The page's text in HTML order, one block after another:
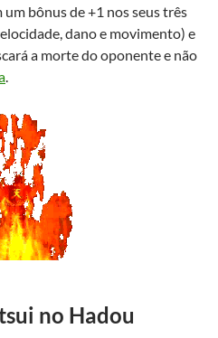
bônus de +1 nos seus três
dano e movimento) e
a morte do oponente e não
.
no Hadou